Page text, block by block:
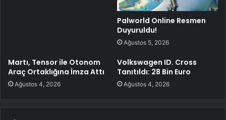
Palworld Online Resmen
Duyuruldu!
Ağustos 5, 2026
Martı, Tensor ile Otonom
Araç Ortaklığına İmza Attı
Ağustos 4, 2026
Volkswagen ID. Cross
Tanıtıldı: 28 Bin Euro
Ağustos 4, 2026